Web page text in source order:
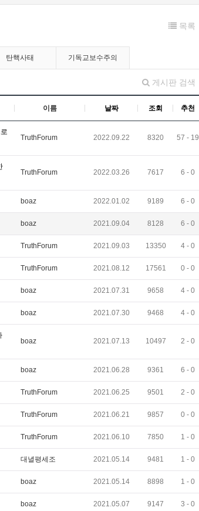
목록
탄핵사태 기독교보수주의
게시판 검색
이름 날짜 조회 추천
TruthForum 2022.09.22 8320 57 - 19
TruthForum 2022.03.26 7617 6 - 0
boaz 2022.01.02 9189 6 - 0
boaz 2021.09.04 8128 6 - 0
TruthForum 2021.09.03 13350 4 - 0
TruthForum 2021.08.12 17561 0 - 0
boaz 2021.07.31 9658 4 - 0
boaz 2021.07.30 9468 4 - 0
boaz 2021.07.13 10497 2 - 0
boaz 2021.06.28 9361 6 - 0
TruthForum 2021.06.25 9501 2 - 0
TruthForum 2021.06.21 9857 0 - 0
TruthForum 2021.06.10 7850 1 - 0
대녈평세조 2021.05.14 9481 1 - 0
boaz 2021.05.14 8898 1 - 0
boaz 2021.05.07 9147 3 - 0